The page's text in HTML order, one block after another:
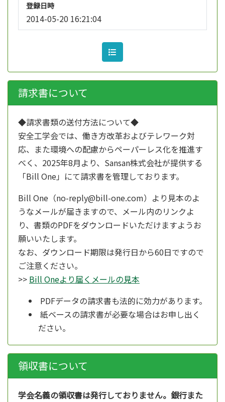
登録日時
2014-05-20 16:21:04
請求書について
◆請求書類の送付方法について◆
安全工学会では、働き方改革およびテレワーク対
応、また環境への配慮からペーパーレス化を推進す
べく、 2025年8月より、 Sansan株式会社が提供する
「Bill One」にて請求書を管理しております。
Bill One（no-reply@bill-one.com）より見本のよ
うなメールが届きますので、メール内のリンクよ
り、書類のPDFをダウンロードいただけますようお
願いいたします。
なお、ダウンロード期限は発行日から60日ですので
ご注意ください。
>> Bill Oneより届くメールの見本
PDFデータの請求書も法的に効力があります。
紙ベースの請求書が必要な場合はお申し出く
ださい。
領収書について
学会名義の領収書は発行しておりません。銀行また